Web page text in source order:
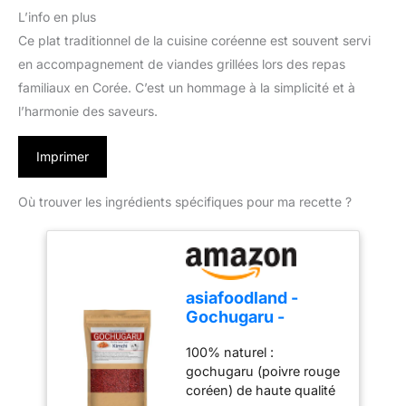
L’info en plus
Ce plat traditionnel de la cuisine coréenne est souvent servi
en accompagnement de viandes grillées lors des repas
familiaux en Corée. C’est un hommage à la simplicité et à
l’harmonie des saveurs.
Imprimer
Où trouver les ingrédients spécifiques pour ma recette ?
asiafoodland -
Gochugaru -
pour kimchi - Red
Pepper Powder, 1
paquet (1 x 100g)
100% naturel :
gochugaru (poivre rouge
coréen) de haute qualité